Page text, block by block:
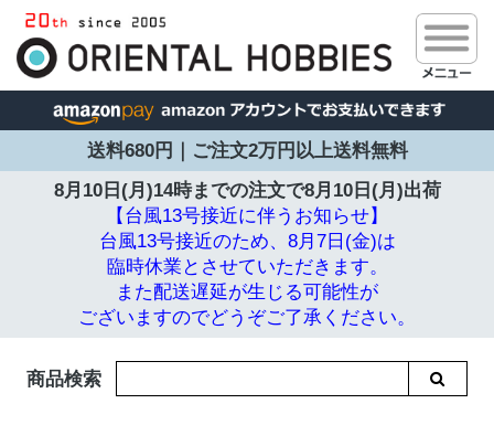
送料680円｜ご注文2万円以上送料無料
8月10日(月)14時までの注文で8月10日(月)出荷
【台風13号接近に伴うお知らせ】
台風13号接近のため、8月7日(金)は
臨時休業とさせていただきます。
また配送遅延が生じる可能性が
ございますのでどうぞご了承ください。
商品検索